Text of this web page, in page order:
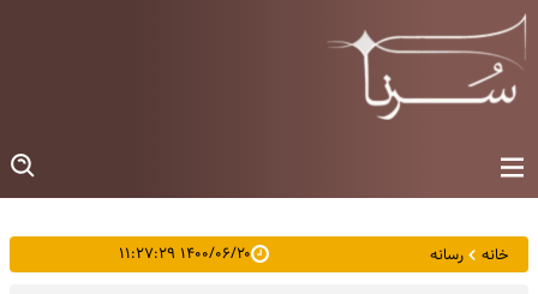
خانه رسانه ۱۴۰۰/۰۶/۲۰ ۱۱:۲۷:۲۹